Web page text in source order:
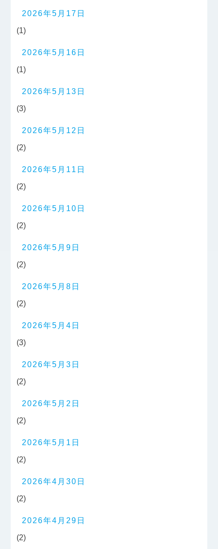
2026年5月17日
(1)
2026年5月16日
(1)
2026年5月13日
(3)
2026年5月12日
(2)
2026年5月11日
(2)
2026年5月10日
(2)
2026年5月9日
(2)
2026年5月8日
(2)
2026年5月4日
(3)
2026年5月3日
(2)
2026年5月2日
(2)
2026年5月1日
(2)
2026年4月30日
(2)
2026年4月29日
(2)